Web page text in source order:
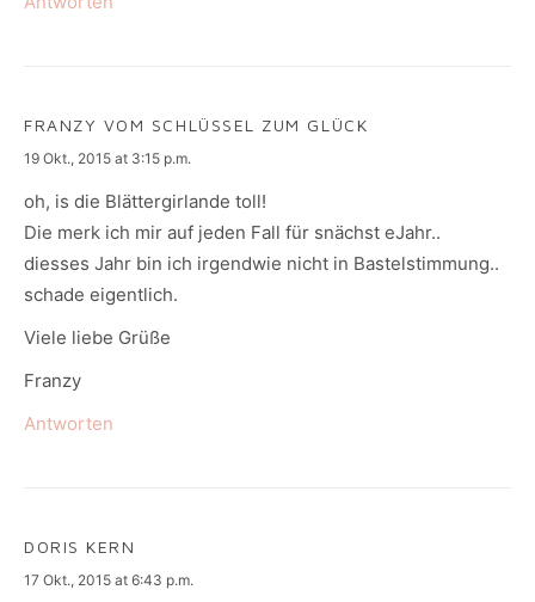
FRANZY VOM SCHLÜSSEL ZUM GLÜCK
says:
19 Okt., 2015 at 3:15 p.m.
oh, is die Blättergirlande toll!
Die merk ich mir auf jeden Fall für snächst eJahr..
diesses Jahr bin ich irgendwie nicht in Bastelstimmung..
schade eigentlich.
Viele liebe Grüße
Franzy
Antworten
DORIS KERN
says:
17 Okt., 2015 at 6:43 p.m.